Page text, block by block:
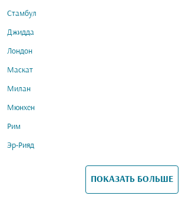
Стамбул
Джидда
Лондон
Маскат
Милан
Мюнхен
Рим
Эр-Рияд
ПОКАЗАТЬ БОЛЬШЕ